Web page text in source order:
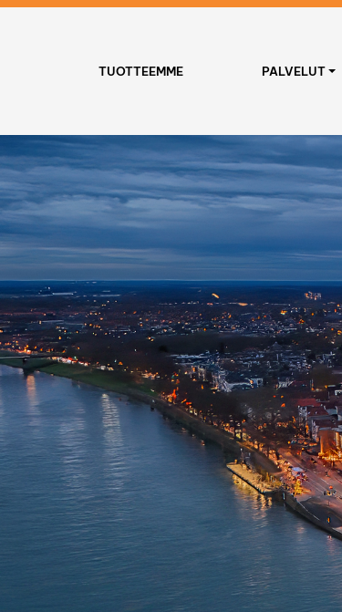
TUOTTEEMME PALVELUT